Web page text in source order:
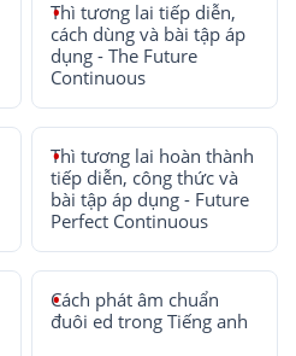
Thì tương lai tiếp diễn,
cách dùng và bài tập áp
dụng - The Future
Continuous
Thì tương lai hoàn thành
tiếp diễn, công thức và
bài tập áp dụng - Future
Perfect Continuous
Cách phát âm chuẩn
đuôi ed trong Tiếng anh